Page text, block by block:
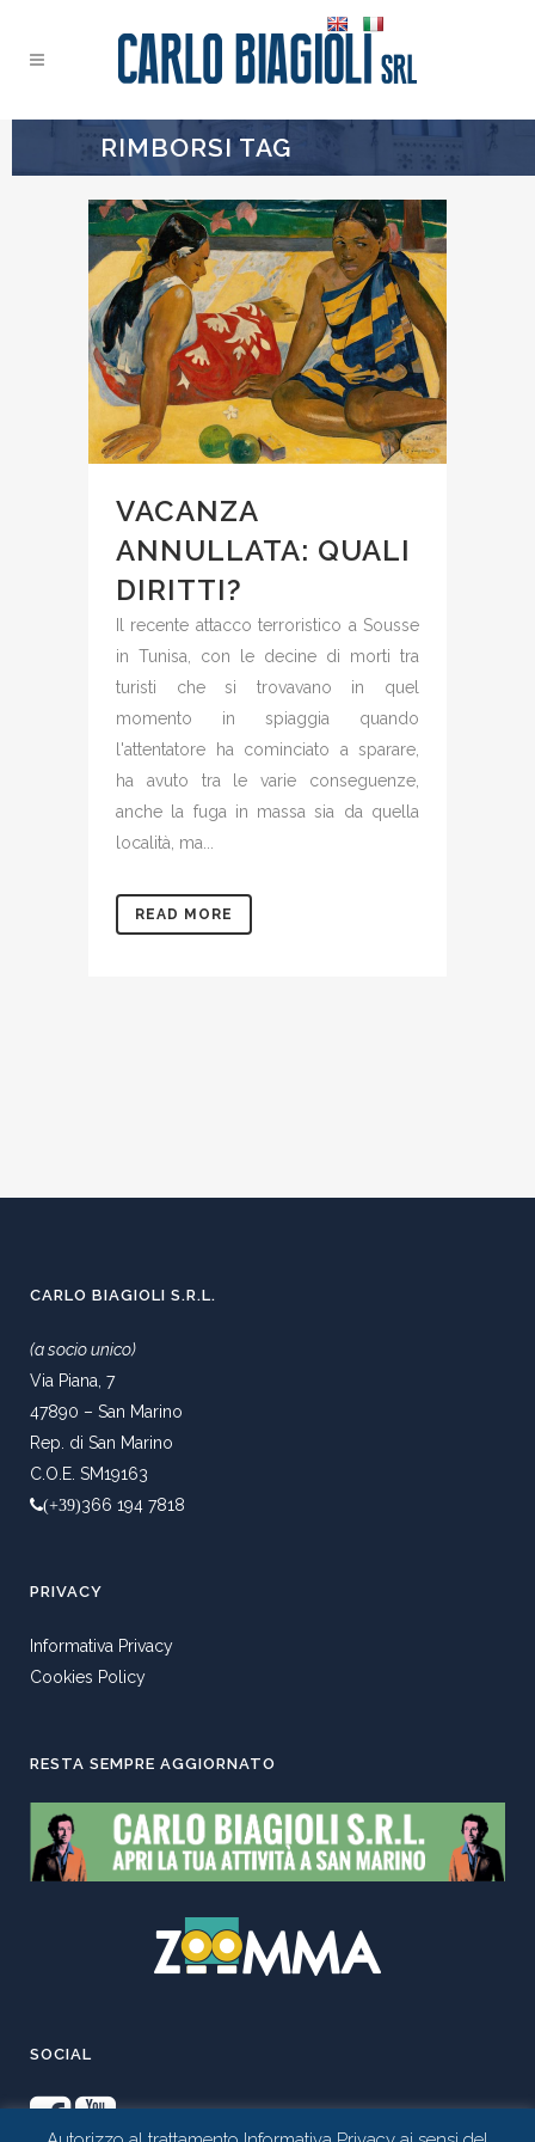
RIMBORSI TAG
VACANZA
ANNULLATA: QUALI
DIRITTI?
Il recente attacco terroristico a Sousse
in Tunisa, con le decine di morti tra
turisti che si trovavano in quel
momento in spiaggia quando
l'attentatore ha cominciato a sparare,
ha avuto tra le varie conseguenze,
anche la fuga in massa sia da quella
località, ma...
READ MORE
CARLO BIAGIOLI S.R.L.
(a socio unico)
Via Piana, 7
47890 – San Marino
Rep. di San Marino
C.O.E. SM19163
(+39)366 194 7818
PRIVACY
Informativa Privacy
Cookies Policy
RESTA SEMPRE AGGIORNATO
SOCIAL